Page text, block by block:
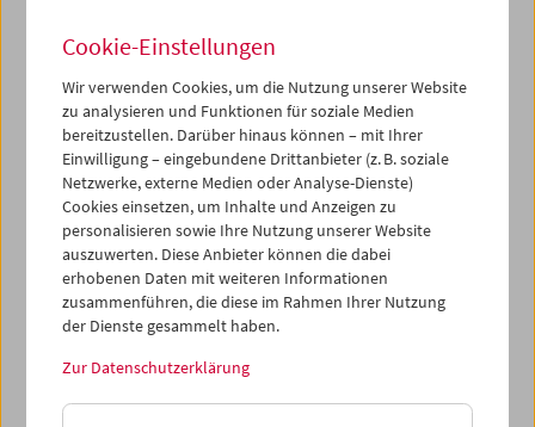
Herausforderung sein, denn es weckt viele Erwartungen
und kann unterschiedlich rezipiert werden: als
Ankündigung eines großen neuen Filmtalents oder als
sonderbares Rätsel, das erst in Zukunft verstanden und
gewürdigt werden wird, im Kontext weiterer Filme des
Regisseurs oder der Regisseurin; als Versprechen, das
vielleicht nie erfüllt wird, als eine Eruption kreativer
Energie, die nicht aufrechtzuerhalten ist oder als der
Beginn einer Fülle filmischer Erfindungen.
Dutzende von Filmdebüts, einige davon bezeugen die
Weitsicht unserer Vorgänger und ihre Überzeugung, dass
Cookie-Einstellungen
Wir verwenden Cookies, um die Nutzung unserer Website
zu analysieren und Funktionen für soziale Medien
bereitzustellen. Darüber hinaus können – mit Ihrer
Einwilligung – eingebundene Drittanbieter (z. B. soziale
Netzwerke, externe Medien oder Analyse-Dienste)
Cookies einsetzen, um Inhalte und Anzeigen zu
personalisieren sowie Ihre Nutzung unserer Website
auszuwerten. Diese Anbieter können die dabei
erhobenen Daten mit weiteren Informationen
zusammenführen, die diese im Rahmen Ihrer Nutzung
der Dienste gesammelt haben.
Zur Datenschutzerklärung